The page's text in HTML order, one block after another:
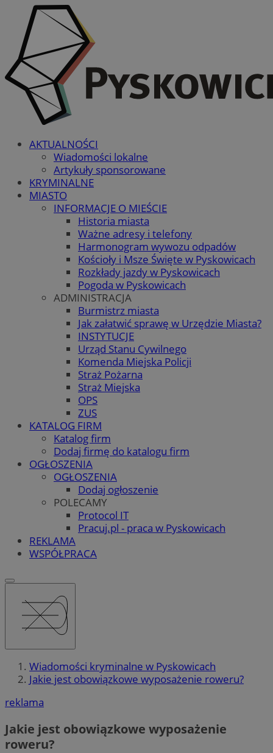
AKTUALNOŚCI
Wiadomości lokalne
Artykuły sponsorowane
KRYMINALNE
MIASTO
INFORMACJE O MIEŚCIE
Historia miasta
Ważne adresy i telefony
Harmonogram wywozu odpadów
Kościoły i Msze Święte w Pyskowicach
Rozkłady jazdy w Pyskowicach
Pogoda w Pyskowicach
ADMINISTRACJA
Burmistrz miasta
Jak załatwić sprawę w Urzędzie Miasta?
INSTYTUCJE
Urząd Stanu Cywilnego
Komenda Miejska Policji
Straż Pożarna
Straż Miejska
OPS
ZUS
KATALOG FIRM
Katalog firm
Dodaj firmę do katalogu firm
OGŁOSZENIA
OGŁOSZENIA
Dodaj ogłoszenie
POLECAMY
Protocol IT
Pracuj.pl - praca w Pyskowicach
REKLAMA
WSPÓŁPRACA
Wiadomości kryminalne w Pyskowicach
Jakie jest obowiązkowe wyposażenie roweru?
reklama
Jakie jest obowiązkowe wyposażenie
roweru?